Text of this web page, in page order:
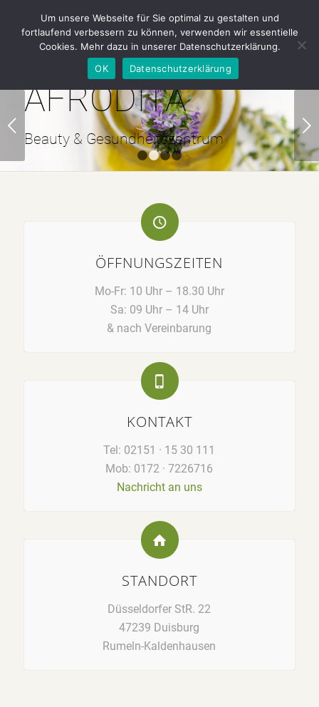
AFRODITA
Beauty & Gesundheitszentrum
Weiter
2 3 4
ÖFFNUNGSZEITEN
Mo-Fr: 10 Uhr – 18.30 Uhr
Sa: 09 Uhr – 14 Uhr
& nach Vereinbarung
KONTAKT
Tel: 02151 · 15 30 111
Mob: 0172 · 7226716
Nachricht an uns
STANDORT
Düsseldorfer StR. 22
47239 Duisburg
Rumeln-Kaldenhausen
Um unsere Webseite für Sie optimal zu gestalten und
fortlaufend verbessern zu können, verwenden wir essentielle
Cookies. Mehr dazu in unserer Datenschutzerklärung.
OK
Datenschutzerklärung